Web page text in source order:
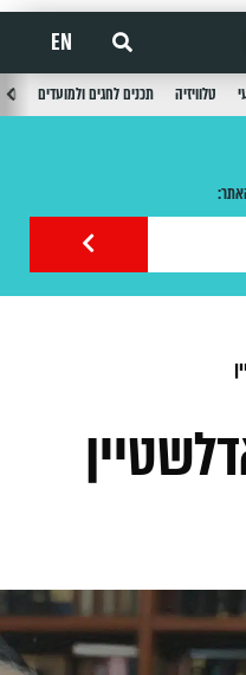
EN
טלוויזיה תכנים לחגים ולמועדים